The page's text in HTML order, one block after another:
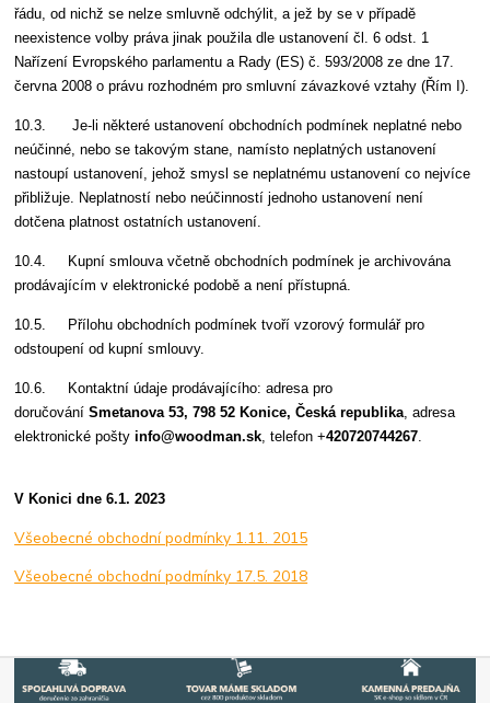
řádu, od nichž se nelze smluvně odchýlit, a jež by se v případě
neexistence volby práva jinak použila dle ustanovení čl. 6 odst. 1
Nařízení Evropského parlamentu a Rady (ES) č. 593/2008 ze dne 17.
června 2008 o právu rozhodném pro smluvní závazkové vztahy (Řím I).
10.3. Je-li některé ustanovení obchodních podmínek neplatné nebo
neúčinné, nebo se takovým stane, namísto neplatných ustanovení
nastoupí ustanovení, jehož smysl se neplatnému ustanovení co nejvíce
přibližuje. Neplatností nebo neúčinností jednoho ustanovení není
dotčena platnost ostatních ustanovení.
10.4. Kupní smlouva včetně obchodních podmínek je archivována
prodávajícím v elektronické podobě a není přístupná.
10.5. Přílohu obchodních podmínek tvořívzorový formulář pro
odstoupení od kupní smlouvy.
10.6. Kontaktní údaje prodávajícího: adresa pro
doručováníSmetanova 53, 798 52 Konice, Česká republika, adresa
elektronické poštyinfo@woodman.sk, telefon +420720744267.
V Konici dne 6.1. 2023
Všeobecné obchodní podmínky 1.11. 2015
Všeobecné obchodní podmínky 17.5. 2018